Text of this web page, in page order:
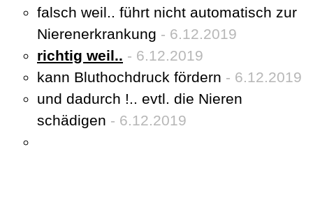
falsch weil.. führt nicht automatisch zur
Nierenerkrankung - 6.12.2019
richtig weil.. - 6.12.2019
kann Bluthochdruck fördern - 6.12.2019
und dadurch !.. evtl. die Nieren
schädigen - 6.12.2019